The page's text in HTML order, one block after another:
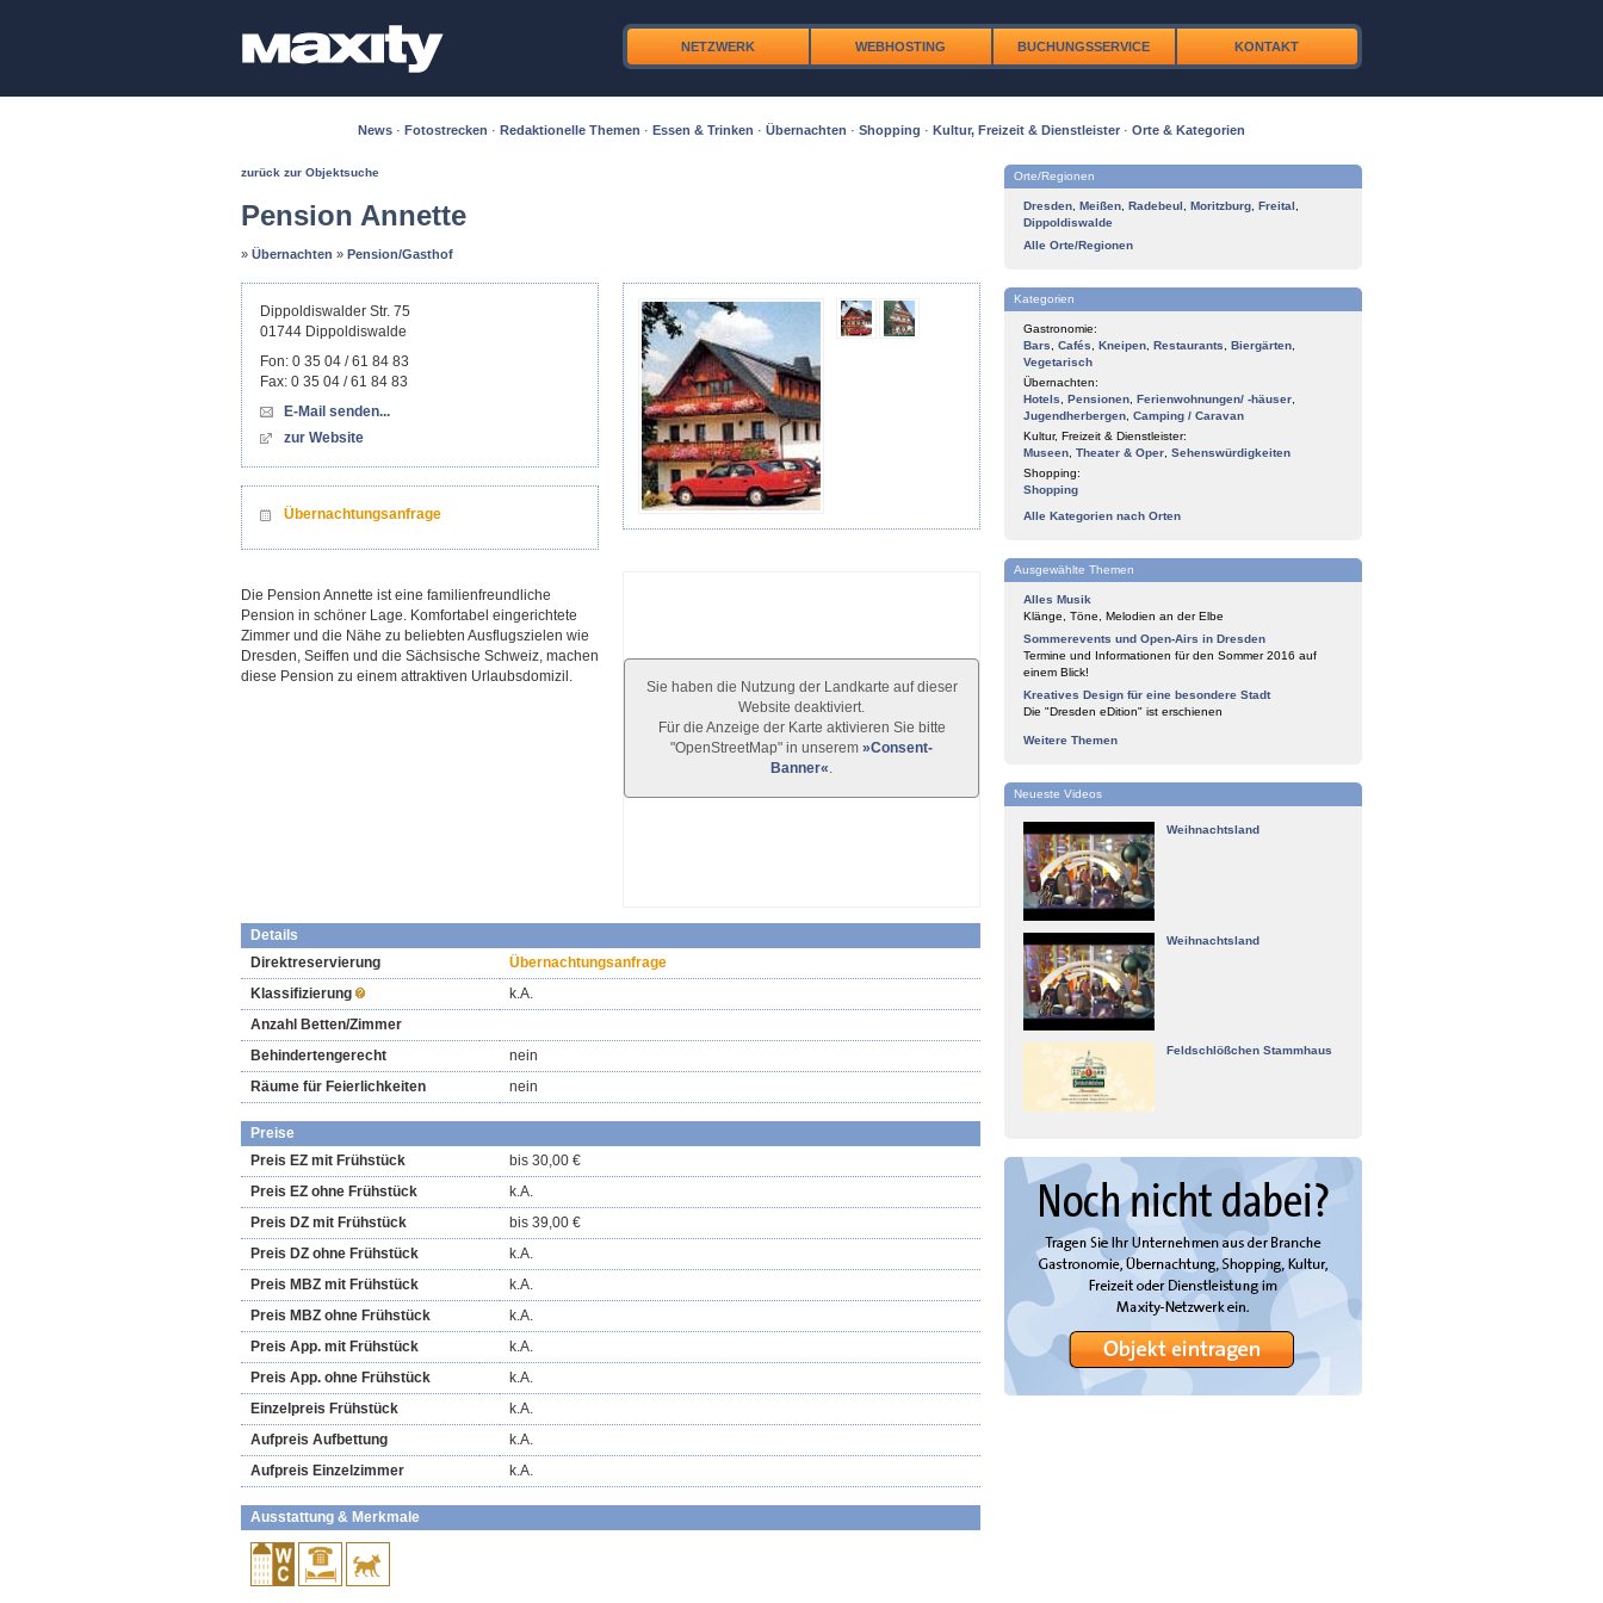
NETZWERK WEBHOSTING BUCHUNGSSERVICE KONTAKT
News · Fotostrecken · Redaktionelle Themen · Essen & Trinken · Übernachten · Shopping · Kultur, Freizeit & Dienstleister · Orte & Kategorien
zurück zur Objektsuche
Pension Annette
» Übernachten » Pension/Gasthof
Sie haben die Nutzung der Landkarte auf dieser
Website deaktiviert.
Für die Anzeige der Karte aktivieren Sie bitte
"OpenStreetMap" in unserem »Consent-
Banner«
Dippoldiswalder Str. 75
01744 Dippoldiswalde
Fon: 0 35 04 / 61 84 83
Fax: 0 35 04 / 61 84 83
E-Mail senden...
zur Website
Übernachtungsanfrage
Die Pension Annette ist eine familienfreundliche
Pension in schöner Lage. Komfortabel eingerichtete
Zimmer und die Nähe zu beliebten Ausflugszielen wie
Dresden, Seiffen und die Sächsische Schweiz, machen
diese Pension zu einem attraktiven Urlaubsdomizil.
Details
Direktreservierung
Übernachtungsanfrage
Klassifizierung
k.A.
Anzahl Betten/Zimmer
Behindertengerecht
nein
Räume für Feierlichkeiten
nein
Preise
Preis EZ mit Frühstück
bis 30,00 €
Preis EZ ohne Frühstück
k.A.
Preis DZ mit Frühstück
bis 39,00 €
Preis DZ ohne Frühstück
k.A.
Preis MBZ mit Frühstück
k.A.
Preis MBZ ohne Frühstück
k.A.
Preis App. mit Frühstück
k.A.
Preis App. ohne Frühstück
k.A.
Einzelpreis Frühstück
k.A.
Aufpreis Aufbettung
k.A.
Aufpreis Einzelzimmer
k.A.
Ausstattung & Merkmale
Orte/Regionen
Dresden Meißen Radebeul Moritzburg Freital
Dippoldiswalde
Alle Orte/Regionen
Kategorien
Gastronomie:
Bars
Cafés Kneipen Restaurants Biergärten
Vegetarisch
Übernachten:
Hotels
Pensionen Ferienwohnungen/ -häuser
Jugendherbergen Camping / Caravan
Kultur, Freizeit & Dienstleister:
Museen Theater & Oper Sehenswürdigkeiten
Shopping:
Shopping
Alle Kategorien nach Orten
Ausgewählte Themen
Alles Musik
Klänge, Töne, Melodien an der Elbe
Sommerevents und Open-Airs in Dresden
Termine und Informationen für den Sommer 2016 auf
einem Blick!
Kreatives Design für eine besondere Stadt
Die "Dresden eDition" ist erschienen
Weitere Themen
Neueste Videos
Weihnachtsland
Weihnachtsland
Feldschlößchen Stammhaus